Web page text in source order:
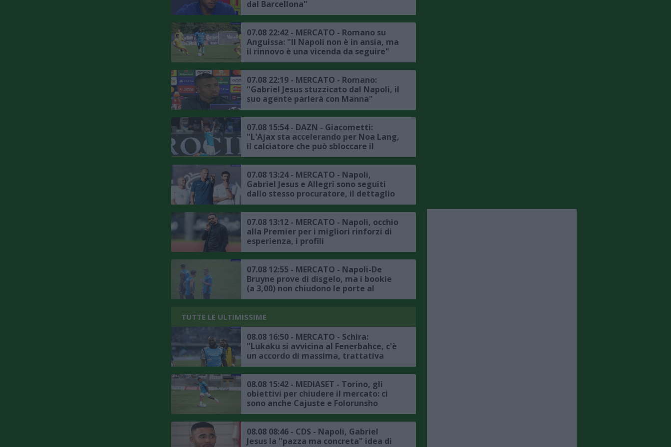
dal Barcellona"
07.08 22:42 - MERCATO - Romano su
Anguissa: "Il Napoli non è in ansia, ma
il rinnovo è una vicenda da seguire"
07.08 22:19 - MERCATO - Romano:
"Gabriel Jesus stuzzicato dal Napoli, il
suo agente parlerà con Manna"
07.08 15:54 - DAZN - Giacometti:
"L'Ajax sta accelerando per Noa Lang,
il calciatore che può sbloccare il
mercato del Napoli è Lukaku"
07.08 13:24 - MERCATO - Napoli,
Gabriel Jesus e Allegri sono seguiti
dallo stesso procuratore, il dettaglio
07.08 13:12 - MERCATO - Napoli, occhio
alla Premier per i migliori rinforzi di
esperienza, i profili
07.08 12:55 - MERCATO - Napoli-De
Bruyne prove di disgelo, ma i bookie
(a 3,00) non chiudono le porte al
trasferimento
TUTTE LE ULTIMISSIME
08.08 16:50 - MERCATO - Schira:
"Lukaku si avvicina al Fenerbahce, c'è
un accordo di massima, trattativa
avanzata tra il club turco e il Napoli"
08.08 15:42 - MEDIASET - Torino, gli
obiettivi per chiudere il mercato: ci
sono anche Cajuste e Folorunsho
08.08 08:46 - CDS - Napoli, Gabriel
Jesus la "pazza ma concreta" idea di